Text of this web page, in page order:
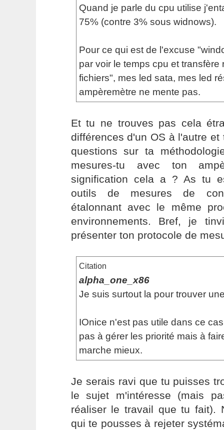
Quand je parle du cpu utilise
75% (contre 3% sous widnows).
Pour ce qui est de l'excuse
par voir le temps cpu et transfère
fichiers", mes led sata, mes led
ampèremètre ne mente pas.
Et tu ne trouves pas cela
différences d'un OS à l'autre
questions sur ta
mesures-tu avec ton
signification cela a ? As tu
outils de mesures de
étalonnant avec le même
environnements. Bref, je
présenter ton protocole de
Citation
alpha_one_x86
Je suis surtout la pour trouver
IOnice n'est pas utile dans ce
pas à gérer les priorité mais à
marche mieux.
Je serais ravi que tu puisses
le sujet m'intéresse (mais
réaliser le travail que tu fait).
qui te pousses à rejeter